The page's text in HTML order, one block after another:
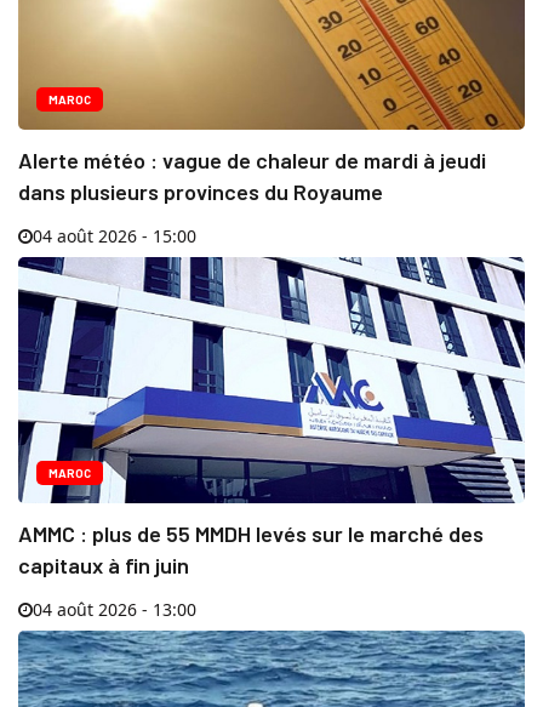
MAROC
Alerte météo : vague de chaleur de mardi à jeudi
dans plusieurs provinces du Royaume
04 août 2026 - 15:00
MAROC
AMMC : plus de 55 MMDH levés sur le marché des
capitaux à fin juin
04 août 2026 - 13:00